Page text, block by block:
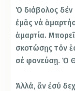
Ὁ διάβολος δέν
ἐμᾶς νά
ἁμαρτία.
σκοτώσῃς τόν
σέ φονεύσῃ. Ὁ
Ἀλλά, ἄν ἐσύ